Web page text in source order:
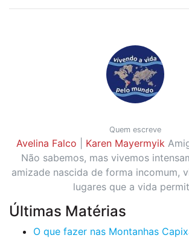
Quem escreve
Avelina Falco Karen Mayermyik
Não sabemos, mas vivemos
amizade nascida de forma incomum,
lugares que a vida
Últimas Matérias
O que fazer nas Montanhas